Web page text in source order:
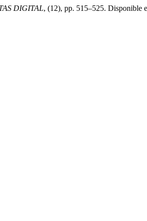
DIGITAL, (12), pp. 515–525. Disponible